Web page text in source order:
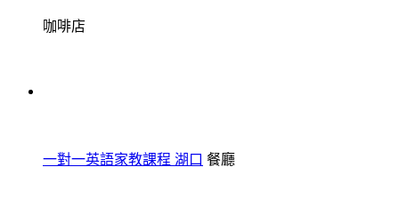
咖啡店
一對一英語家教課程 湖口 餐廳